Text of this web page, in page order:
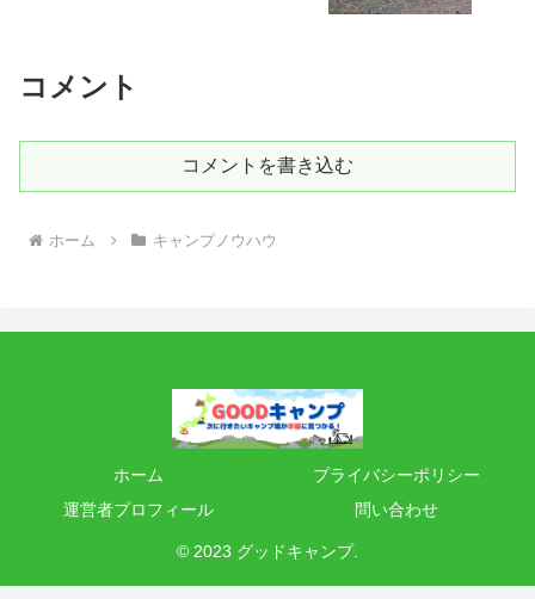
コメント
コメントを書き込む
ホーム キャンプノウハウ
ホーム
プライバシーポリシー
運営者プロフィール
問い合わせ
© 2023 グッドキャンプ.